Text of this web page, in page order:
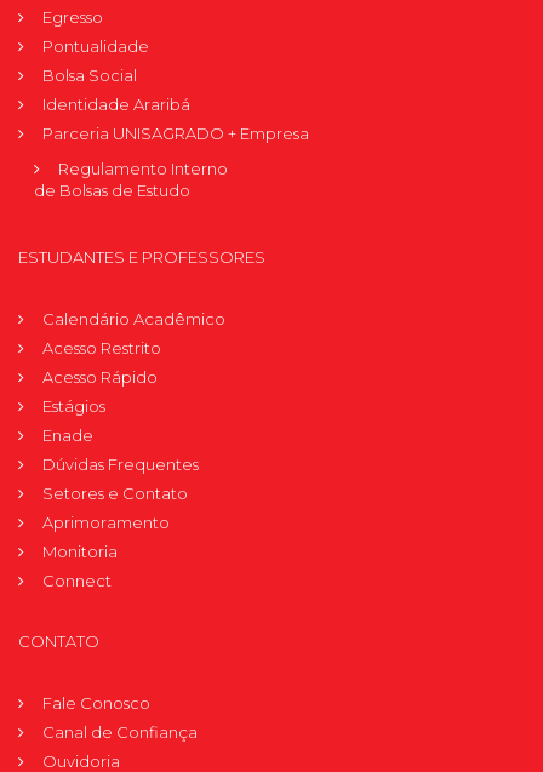
Egresso
Pontualidade
Bolsa Social
Identidade Araribá
Parceria UNISAGRADO + Empresa
Regulamento Interno
de Bolsas de Estudo
ESTUDANTES E PROFESSORES
Calendário Acadêmico
Acesso Restrito
Acesso Rápido
Estágios
Enade
Dúvidas Frequentes
Setores e Contato
Aprimoramento
Monitoria
Connect
CONTATO
Fale Conosco
Canal de Confiança
Ouvidoria